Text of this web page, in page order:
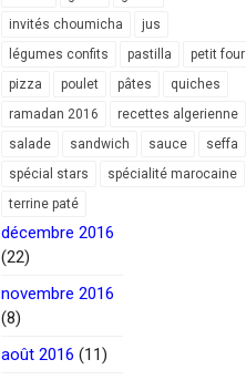
invités choumicha
jus
légumes confits
pastilla
petit four
pizza
poulet pâtes
quiches
ramadan 2016
recettes algerienne
salade
sandwich sauce
seffa
spécial stars
spécialité marocaine
terrine paté
décembre 2016
(22)
novembre 2016
(8)
août 2016 (11)